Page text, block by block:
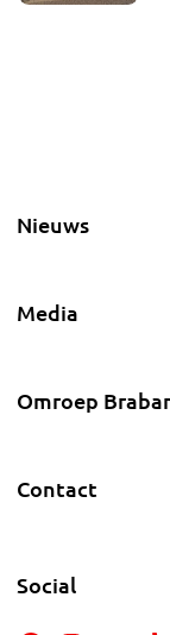
Nieuws
Media
Omroep
Contact
Social